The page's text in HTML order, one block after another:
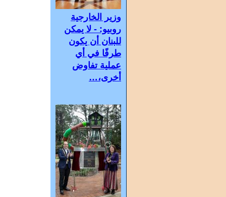
وزير الخارجية
روبيو: - لا يمكن
للبنان أن يكون
طرفًا في أي
عملية تفاوض
أخرى،…